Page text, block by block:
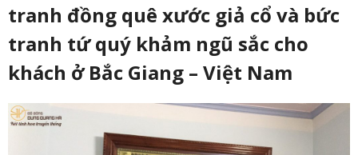
tranh đồng quê xước giả cổ và bức
tranh tứ quý khảm ngũ sắc cho
khách ở Bắc Giang – Việt Nam